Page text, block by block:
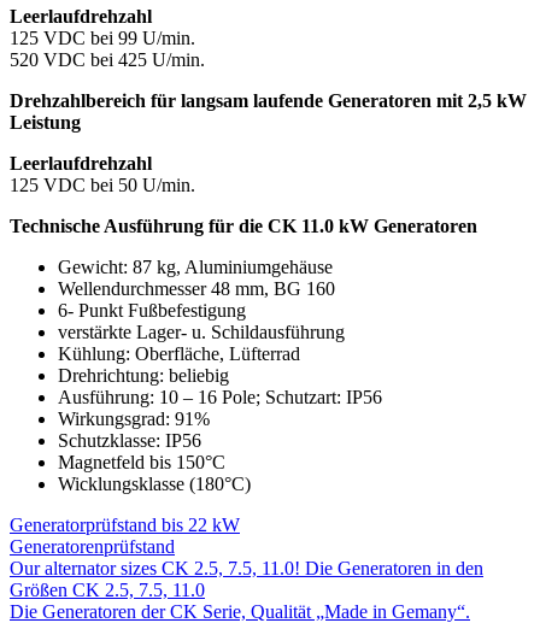
Leerlaufdrehzahl
125 VDC bei 99 U/min.
520 VDC bei 425 U/min.
Drehzahlbereich für langsam laufende Generatoren mit 2,5 kW
Leistung
Leerlaufdrehzahl
125 VDC bei 50 U/min.
Technische Ausführung für die CK 11.0 kW Generatoren
Gewicht: 87 kg, Aluminiumgehäuse
Wellendurchmesser 48 mm, BG 160
6- Punkt Fußbefestigung
verstärkte Lager- u. Schildausführung
Kühlung: Oberfläche, Lüfterrad
Drehrichtung: beliebig
Ausführung: 10 – 16 Pole; Schutzart: IP56
Wirkungsgrad: 91%
Schutzklasse: IP56
Magnetfeld bis 150°C
Wicklungsklasse (180°C)
Generatorprüfstand bis 22 kW
Generatorenprüfstand
Our alternator sizes CK 2.5, 7.5, 11.0! Die Generatoren in den
Größen CK 2.5, 7.5, 11.0
Die Generatoren der CK Serie, Qualität „Made in Gemany“.